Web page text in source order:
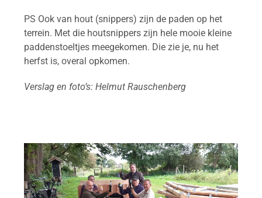
PS Ook van hout (snippers) zijn de paden op het
terrein. Met die houtsnippers zijn hele mooie kleine
paddenstoeltjes meegekomen. Die zie je, nu het
herfst is, overal opkomen.
Verslag en foto’s: Helmut Rauschenberg